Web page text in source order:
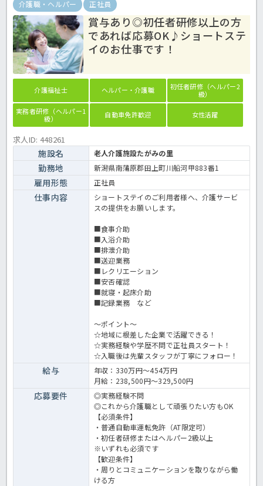
介護職・ヘルパー 正社員
賞与あり◎初任者研修以上の方
であれば応募OK♪ショートステ
イのお仕事です！
介護福祉士 ヘルパー・介護職
初任者研修（ヘルパー2
級）
実務者研修（ヘルパー1
級）
自動車免許歓迎 女性活躍
求人ID: 448261
施設名 老人介護施設たがみの里
勤務地 新潟県南蒲原郡田上町川船河甲883番1
雇用形態 正社員
仕事内容
ショートステイのご利用者様へ、介護サービ
スの提供をお願いします。
■食事介助
■入浴介助
■排泄介助
■送迎業務
■レクリエーション
■安否確認
■就寝・起床介助
■記録業務 など
～ポイント～
☆地域に根差した企業で活躍できる！
☆実務経験や学歴不問で正社員スタート！
☆入職後は先輩スタッフが丁寧にフォロー！
給与
年収：330万円～454万円
月給：238,500円～329,500円
応募要件
◎実務経験不問
◎これから介護職として頑張りたい方もOK
【必須条件】
・普通自動車運転免許（AT限定可）
・初任者研修またはヘルパー2級以上
※いずれも必須です
【歓迎条件】
・周りとコミュニケーションを取りながら働
ける方